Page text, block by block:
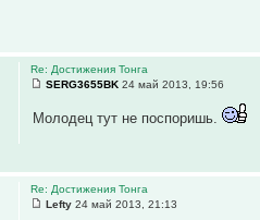
Re: Достижения Тонга
SERG3655BK 24 май 2013, 19:56
Молодец тут не поспоришь.
Re: Достижения Тонга
Lefty 24 май 2013, 21:13